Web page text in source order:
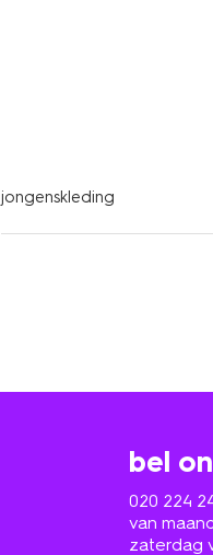
jongenskleding
bel
020 224
van
zaterdag